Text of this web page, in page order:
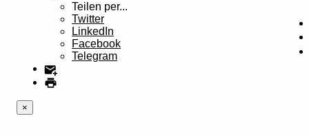
Teilen per...
Twitter
LinkedIn
Facebook
Telegram
×